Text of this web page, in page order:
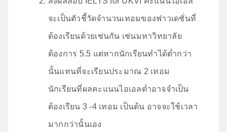
จะเป็นตัวชี้วัดจำนวนเทอมของฟาวเดชั่นที่
ต้องเรียนด้วยเช่นกัน เช่นมหาวิทยาลัย
ต้องการ 5.5 แต่หากนักเรียนทำได้ต่ำกว่า
นั้นแทนที่จะเรียนประมาณ 2 เทอม
นักเรียนที่ผลคะแนนไอเอลต่ำอาจจำเป็น
ต้องเรียน 3 -4 เทอม เป็นต้น อาจจะใช้เวลา
มากกว่านั้นเอง